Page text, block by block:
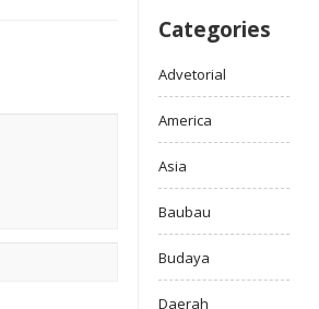
Categories
Advetorial
America
Asia
Baubau
Budaya
Daerah